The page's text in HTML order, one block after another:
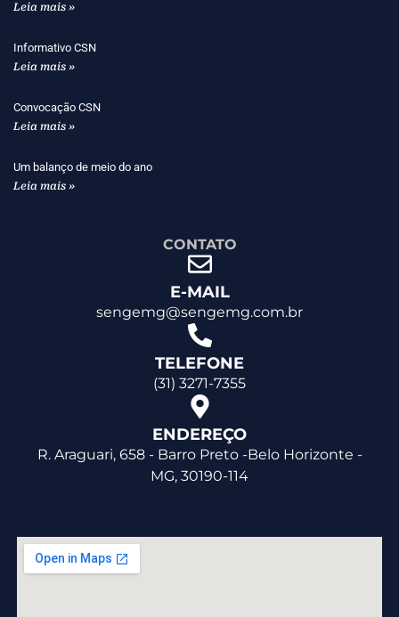
Leia mais »
Informativo CSN
Leia mais »
Convocação CSN
Leia mais »
Um balanço de meio do ano
Leia mais »
CONTATO
E-MAIL
sengemg@sengemg.com.br
TELEFONE
(31) 3271-7355
ENDEREÇO
R. Araguari, 658 - Barro Preto -Belo Horizonte -
MG, 30190-114